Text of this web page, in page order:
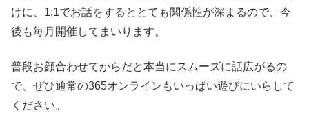
けに、1:1でお話をするととても関係性が深まるので、今
後も毎月開催してまいります。
普段お顔合わせてからだと本当にスムーズに話広がるの
で、ぜひ通常の365オンラインもいっぱい遊びにいらして
ください。